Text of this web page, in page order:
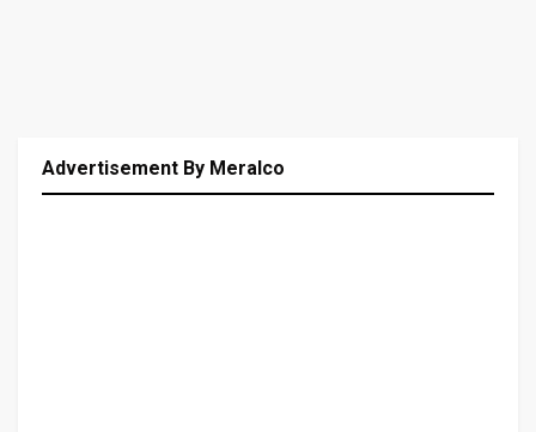
Advertisement By Meralco